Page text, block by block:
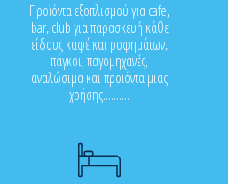
Προϊόντα εξοπλισμού για cafe,
bar, club για παρασκευή κάθε
είδους καφέ και ροφημάτων,
πάγκοι, παγομηχανές,
αναλώσιμα και προϊόντα μιας
χρήσης..........